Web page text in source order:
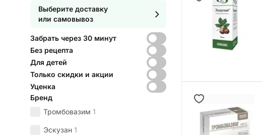
Выберите доставку
или самовывоз
Забрать через 30 минут
Без рецепта
Для детей
Только скидки и акции
Уценка
Бренд
Тромбовазим 1
Эскузан 1